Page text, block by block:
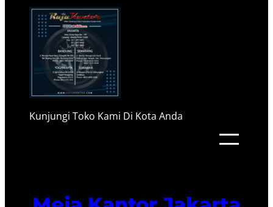
Kunjungi Toko Kami Di Kota Anda